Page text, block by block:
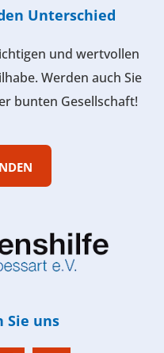
Unterschied
und wertvollen
Werden auch Sie
bunten Gesellschaft!
Sie uns